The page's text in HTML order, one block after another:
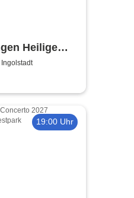
Heilige
- mit Enrico
19:00 Uhr